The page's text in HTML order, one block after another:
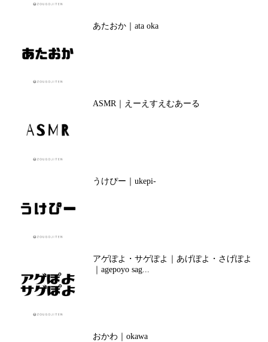
あたおか｜ata oka
ASMR｜えーえすえむあーる
うけぴー｜ukepi-
アゲぽよ・サゲぽよ｜あげぽよ・さげぽよ
｜agepoyo sag...
おかわ｜okawa